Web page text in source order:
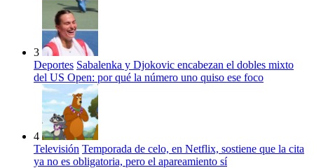
3
Deportes Sabalenka y Djokovic encabezan el dobles mixto
del US Open: por qué la número uno quiso ese foco
4
Televisión Temporada de celo, en Netflix, sostiene que la cita
ya no es obligatoria, pero el apareamiento sí